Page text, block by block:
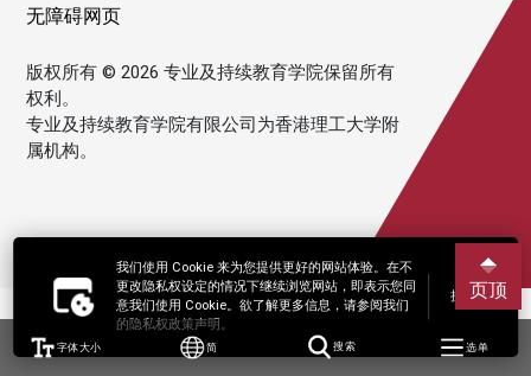
我们使用 Cookie 来为您提供更好的网站体验。在不
更改隐私权设定的情况下继续浏览网站，即表示您同
意我们使用 Cookie。欲了解更多信息，请参阅我们
的隐私权政策声明。
接受
字体大小 简 搜索 选单
无障碍网页
版权所有 © 2026 专业及持续教育学院保留所有
权利。
专业及持续教育学院有限公司为香港理工大学附
属机构。
页顶